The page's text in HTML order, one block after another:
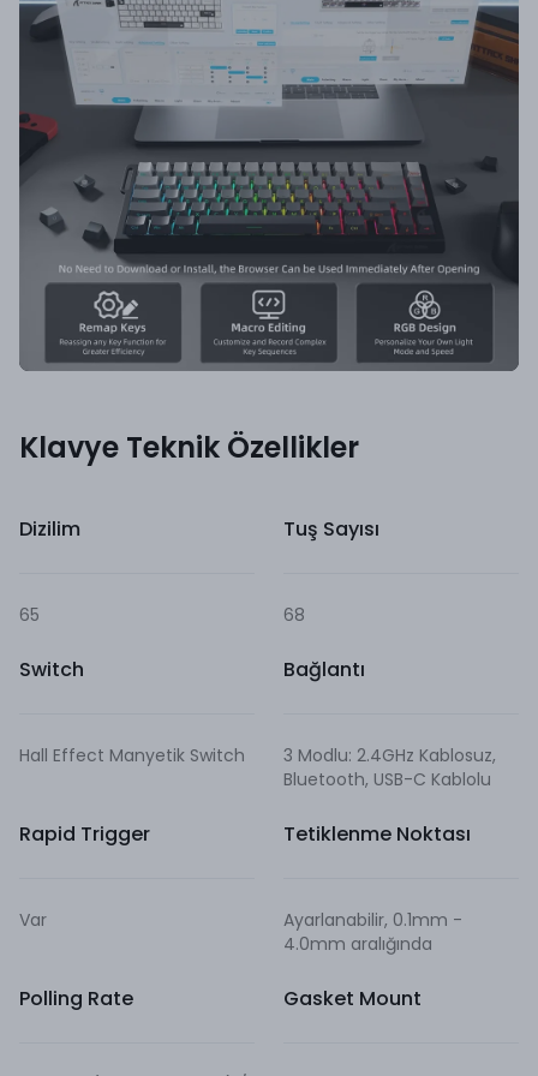
Klavye Teknik Özellikler
Dizilim
65
Tuş Sayısı
68
Switch
Hall Effect Manyetik Switch
Bağlantı
3 Modlu: 2.4GHz Kablosuz,
Bluetooth, USB-C Kablolu
Rapid Trigger
Var
Tetiklenme Noktası
Ayarlanabilir, 0.1mm -
4.0mm aralığında
Polling Rate Gasket Mount